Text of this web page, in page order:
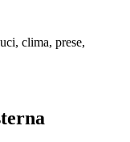
clima, prese,